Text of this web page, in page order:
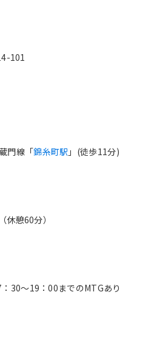
101
門線「錦糸町駅 」(徒歩11分)
憩60分）
30～19：00までのMTGあり